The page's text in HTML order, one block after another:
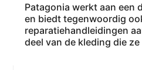
Patagonia werkt aan een
en biedt tegenwoordig
reparatiehandleidingen
deel van de kleding die